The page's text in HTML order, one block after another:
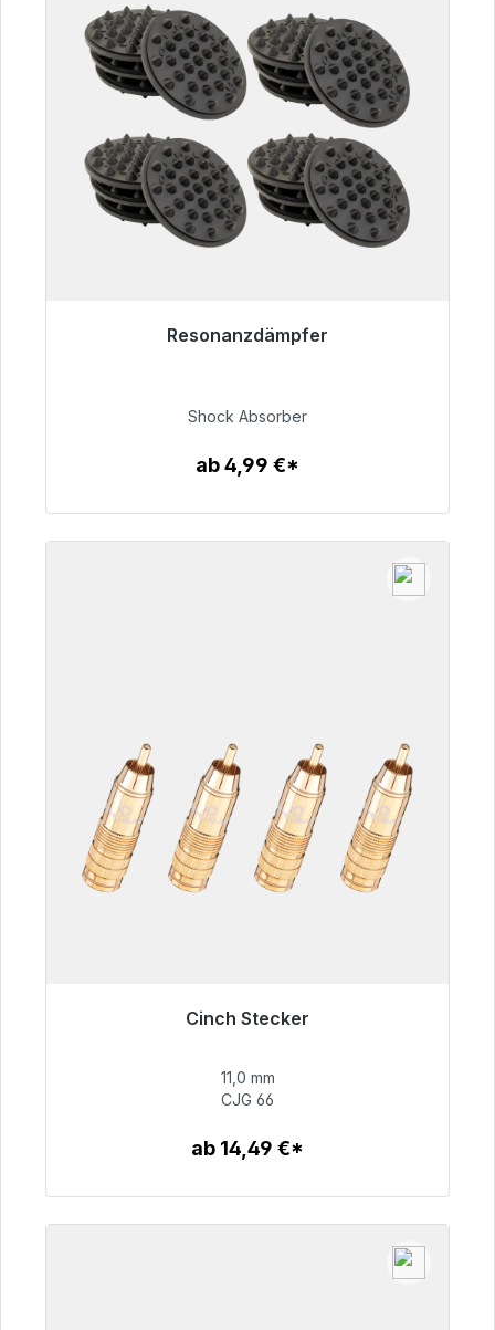
Resonanzdämpfer
54,99 €
Shock Absorber
ab 4,99 €*
Cinch Stecker
55,99 €
11,0 mm
CJG 66
ab 14,49 €*